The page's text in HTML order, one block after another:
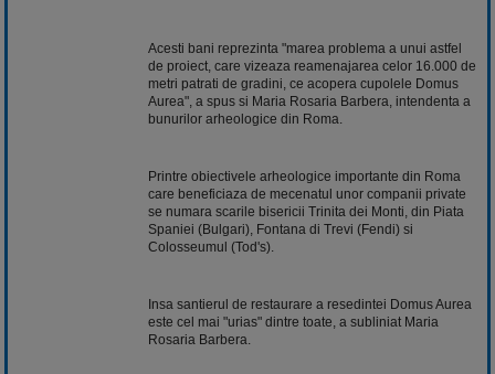
Acesti bani reprezinta "marea problema a unui astfel
de proiect, care vizeaza reamenajarea celor 16.000 de
metri patrati de gradini, ce acopera cupolele Domus
Aurea", a spus si Maria Rosaria Barbera, intendenta a
bunurilor arheologice din Roma.
Printre obiectivele arheologice importante din Roma
care beneficiaza de mecenatul unor companii private
se numara scarile bisericii Trinita dei Monti, din Piata
Spaniei (Bulgari), Fontana di Trevi (Fendi) si
Colosseumul (Tod's).
Insa santierul de restaurare a resedintei Domus Aurea
este cel mai "urias" dintre toate, a subliniat Maria
Rosaria Barbera.